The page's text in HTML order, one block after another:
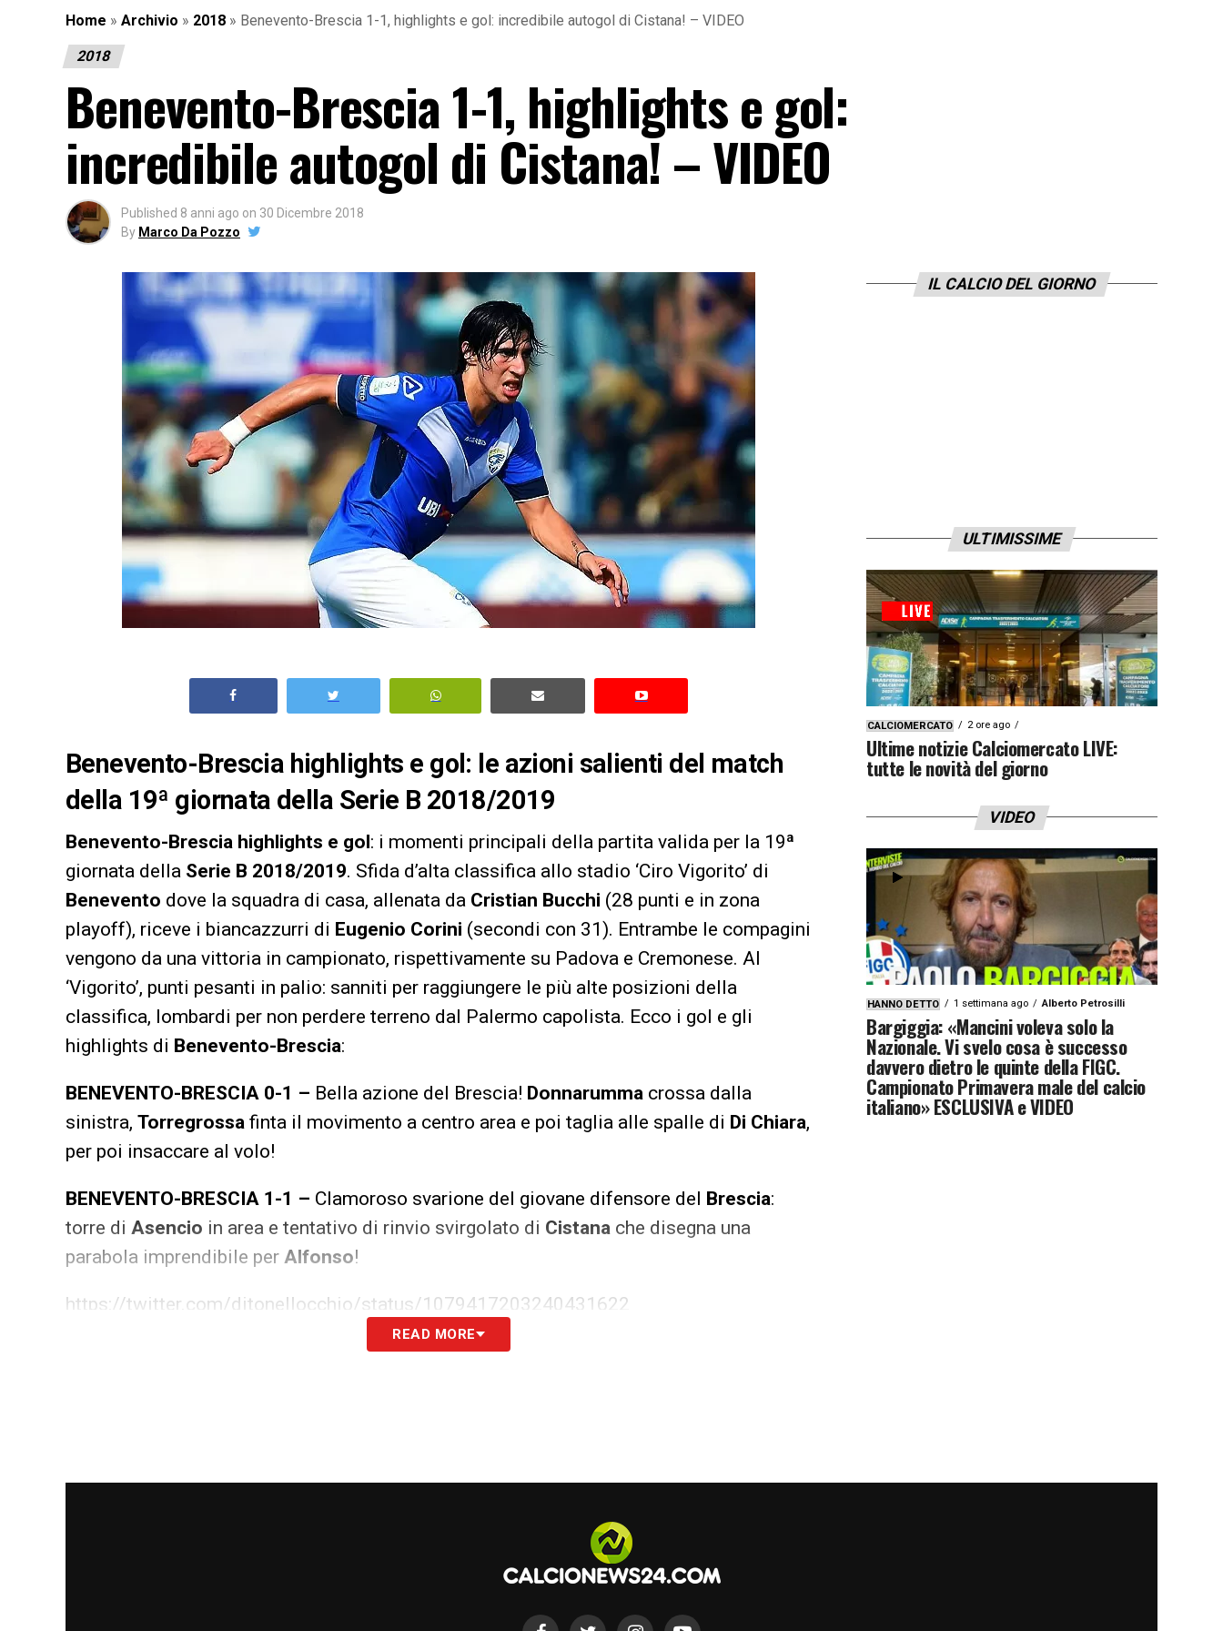
Home » Archivio » 2018 » Benevento-Brescia 1-1, highlights e gol: incredibile autogol di Cistana! – VIDEO
2018
Benevento-Brescia 1-1, highlights e gol:
incredibile autogol di Cistana! – VIDEO
Published 8 anni ago on 30 Dicembre 2018
By Marco Da Pozzo
Benevento-Brescia highlights e gol: le azioni salienti del match
della 19ª giornata della Serie B 2018/2019
Benevento-Brescia highlights e gol: i momenti principali della partita valida per la 19ª
giornata della Serie B 2018/2019. Sfida d’alta classifica allo stadio ‘Ciro Vigorito’ di
Benevento dove la squadra di casa, allenata da Cristian Bucchi (28 punti e in zona
playoff), riceve i biancazzurri di Eugenio Corini (secondi con 31). Entrambe le compagini
vengono da una vittoria in campionato, rispettivamente su Padova e Cremonese. Al
‘Vigorito’, punti pesanti in palio: sanniti per raggiungere le più alte posizioni della
classifica, lombardi per non perdere terreno dal Palermo capolista. Ecco i gol e gli
highlights di Benevento-Brescia:
BENEVENTO-BRESCIA 0-1 – Bella azione del Brescia! Donnarumma crossa dalla
sinistra, Torregrossa finta il movimento a centro area e poi taglia alle spalle di Di Chiara,
per poi insaccare al volo!
BENEVENTO-BRESCIA 1-1 – Clamoroso svarione del giovane difensore del Brescia:
torre di Asencio in area e tentativo di rinvio svirgolato di Cistana che disegna una
parabola imprendibile per Alfonso!
https://twitter.com/ditonellocchio/status/1079417203240431622
https://twitter.com/ditonellocchio/status/1079415620242944000
READ MORE
IL CALCIO DEL GIORNO
ULTIMISSIME
CALCIOMERCATO 2 ore ago
Ultime notizie Calciomercato LIVE:
tutte le novità del giorno
VIDEO
HANNO DETTO 1 settimana ago Alberto Petrosilli
Bargiggia: «Mancini voleva solo la
Nazionale. Vi svelo cosa è successo
davvero dietro le quinte della FIGC.
Campionato Primavera male del calcio
italiano» ESCLUSIVA e VIDEO